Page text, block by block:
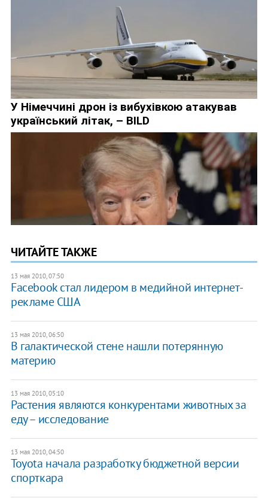
ЧИТАЙТЕ ТАКЖЕ
13 мая 2010, 07:50
Facebook стал лидером в медийной интернет-
рекламе США
13 мая 2010, 06:50
В галактической стене нашли потерянную
материю
13 мая 2010, 05:10
Растения являются конкурентами животных за
еду – исследование
13 мая 2010, 04:50
Toyota начала разработку бюджетной версии
спорткара